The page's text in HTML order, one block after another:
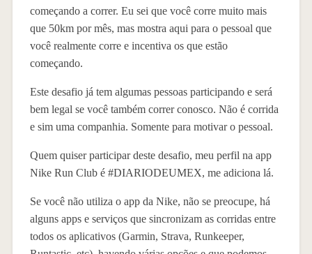
começando a correr. Eu sei que você corre muito mais
que 50km por mês, mas mostra aqui para o pessoal que
você realmente corre e incentiva os que estão
começando.
Este desafio já tem algumas pessoas participando e será
bem legal se você também correr conosco. Não é corrida
e sim uma companhia. Somente para motivar o pessoal.
Quem quiser participar deste desafio, meu perfil na app
Nike Run Club é #DIARIODEUMEX, me adiciona lá.
Se você não utiliza o app da Nike, não se preocupe, há
alguns apps e serviços que sincronizam as corridas entre
todos os aplicativos (Garmin, Strava, Runkeeper,